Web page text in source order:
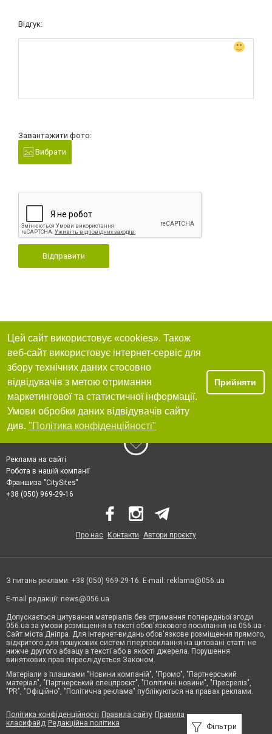
Відгук:
Завантажити фото:
Вибрати
Відправити
Фільтри
Цей сайт використовує «cookies». Також
веб-сайт використовує інтернет-сервіс для
збору технічних даних стосовно
відвідувачів з метою отримання
маркетингової та статистичної інформації.
Умови обробки даних відвідувачів сайту
див. "Політика конфіденційності"
Прийняти
Реклама на сайті
Робота в нашій компанії
Франшиза "CitySites"
+38 (050) 969-29-16
Про нас Контакти Автори проєкту
З питань реклами: +38 (050) 969-29-16. E-mail: reklama@056.ua
E-mail редакції: news@056.ua
Допускається цитування матеріалів без отримання попередньої згоди
056.ua за умови розміщення в тексті обов'язкового посилання на 056.ua -
Сайт міста Дніпра. Для інтернет-видань обов'язкове розміщення прямого,
відкритого для пошукових систем гіперпосилання на цитовані статті не
нижче другого абзацу в тексті або в якості джерела. Порушення
виняткових прав переслідується Законом.
Матеріали з плашками "Новини компаній", "Промо", "Партнерський
матеріал", "Партнерський спецпроєкт", "Політичні новини", "Пресреліз",
"PR", "Офіційно", "Політична реклама" публікуються на правах реклами.
Політика конфіденційності Правила сайту Правила
класифайд Редакційна політика